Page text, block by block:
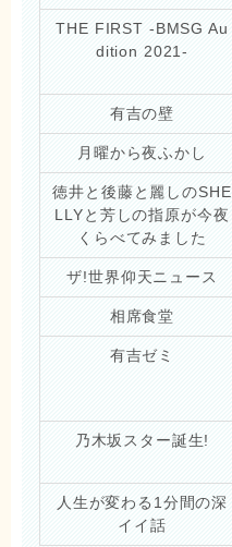
THE FIRST -BMSG Au
dition 2021-
有吉の壁
月曜から夜ふかし
徳井と後藤と麗しのSHE
LLYと芳しの指原が今夜
くらべてみました
ザ!世界仰天ニュース
相席食堂
有吉ゼミ
乃木坂スター誕生!
人生が変わる1分間の深
イイ話